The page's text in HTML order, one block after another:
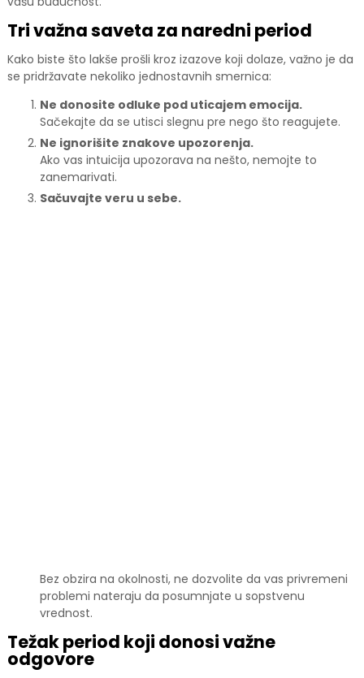
Tri važna saveta za naredni period
Kako biste što lakše prošli kroz izazove koji dolaze, važno je da
se pridržavate nekoliko jednostavnih smernica:
Ne donosite odluke pod uticajem emocija.
Sačekajte da se utisci slegnu pre nego što reagujete.
Ne ignorišite znakove upozorenja.
Ako vas intuicija upozorava na nešto, nemojte to
zanemarivati.
Sačuvajte veru u sebe.
Bez obzira na okolnosti, ne dozvolite da vas privremeni
problemi nateraju da posumnjate u sopstvenu
vrednost.
Težak period koji donosi važne
odgovore